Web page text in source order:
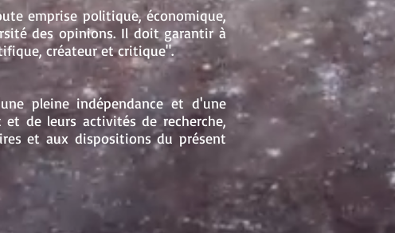
emprise politique, économique,
des opinions. Il doit garantir à
créateur et critique".
pleine indépendance et d'une
de leurs activités de recherche,
et aux dispositions du présent